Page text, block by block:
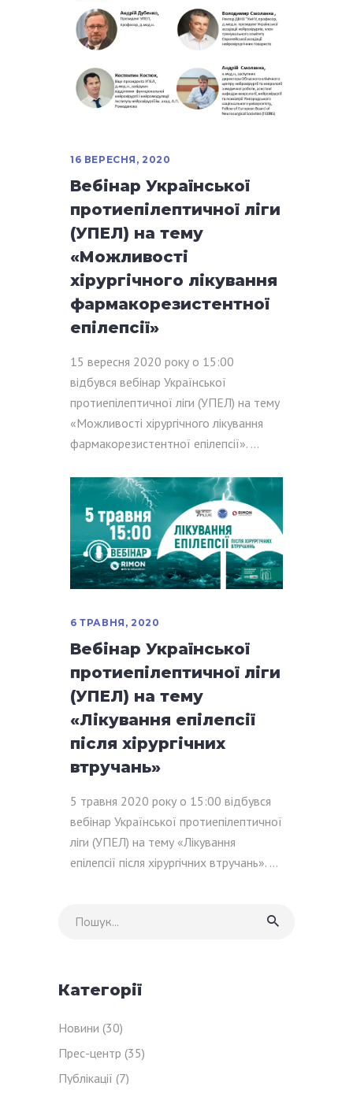
16 ВЕРЕСНЯ, 2020
Вебінар Української
протиепілептичної ліги
(УПЕЛ) на тему
«Можливості
хірургічного лікування
фармакорезистентної
епілепсії»
15 вересня 2020 року о 15:00
відбувся вебінар Української
протиепілептичної ліги (УПЕЛ) на тему
«Можливості хірургічного лікування
фармакорезистентної епілепсії».
6 ТРАВНЯ, 2020
Вебінар Української
протиепілептичної ліги
(УПЕЛ) на тему
«Лікування епілепсії
після хірургічних
втручань»
5 травня 2020 року о 15:00 відбувся
вебінар Української протиепілептичної
ліги (УПЕЛ) на тему «Лікування
епілепсії після хірургічних втручань».
Шукати:
Категорії
Новини (30)
Прес-центр (35)
Публікації (7)